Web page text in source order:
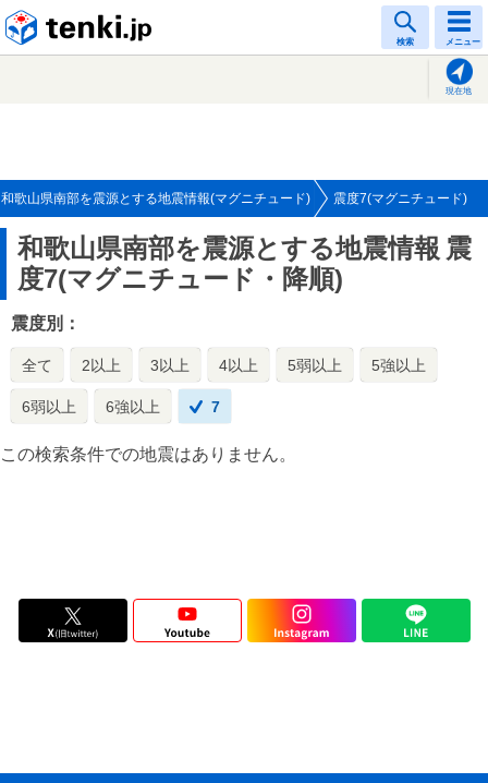
検索 メニュー
現在地
和歌山県南部を震源とする地震情報(マグニチュード) 震度7(マグニチュード)
和歌山県南部を震源とする地震情報 震
度7(マグニチュード・降順)
震度別：
全て 2以上 3以上 4以上 5弱以上 5強以上
6弱以上 6強以上 7
この検索条件での地震はありません。